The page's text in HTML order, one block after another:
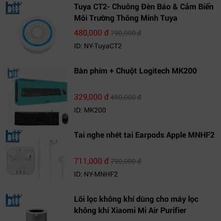
Tuya CT2- Chuông Đèn Báo & Cảm Biến
Môi Trường Thông Minh Tuya
480,000 đ790,000 đ
ID: NY-TuyaCT2
Bàn phím + Chuột Logitech MK200
329,000 đ450,000 đ
ID: MK200
Tai nghe nhét tai Earpods Apple MNHF2
711,000 đ790,000 đ
ID: NY-MNHF2
Lõi lọc không khí dùng cho máy lọc
không khí Xiaomi Mi Air Purifier